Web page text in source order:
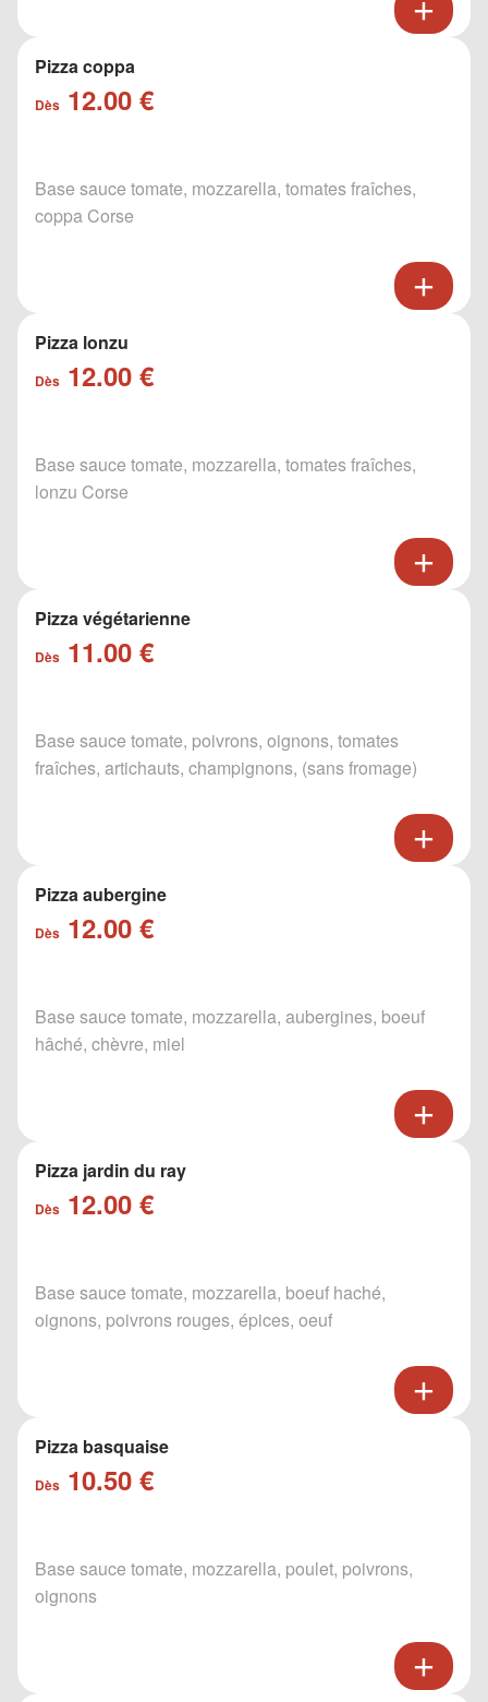
Pizza coppa
Dès 12.00 €
Base sauce tomate, mozzarella, tomates fraîches,
coppa Corse
Pizza lonzu
Dès 12.00 €
Base sauce tomate, mozzarella, tomates fraîches,
lonzu Corse
Pizza végétarienne
Dès 11.00 €
Base sauce tomate, poivrons, oignons, tomates
fraîches, artichauts, champignons, (sans fromage)
Pizza aubergine
Dès 12.00 €
Base sauce tomate, mozzarella, aubergines, boeuf
hâché, chèvre, miel
Pizza jardin du ray
Dès 12.00 €
Base sauce tomate, mozzarella, boeuf haché,
oignons, poivrons rouges, épices, oeuf
Pizza basquaise
Dès 10.50 €
Base sauce tomate, mozzarella, poulet, poivrons,
oignons